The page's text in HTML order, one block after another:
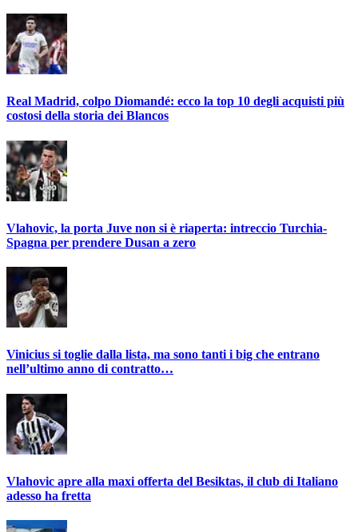
Real Madrid, colpo Diomandé: ecco la top 10 degli acquisti più
costosi della storia dei Blancos
Vlahovic, la porta Juve non si è riaperta: intreccio Turchia-
Spagna per prendere Dusan a zero
Vinicius si toglie dalla lista, ma sono tanti i big che entrano
nell’ultimo anno di contratto…
Vlahovic apre alla maxi offerta del Besiktas, il club di Italiano
adesso ha fretta